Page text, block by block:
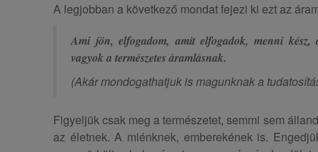
A legjobban a következő mondat fejezi ki ezt az
Ami jön, elfogadom, amit elfogadok, menni kész,
vagyok a természetes áramlásnak.
(Akár mondogathatjuk is magunknak a
Figyeljük csak meg a természetet, semmi sem
az életnek. A miénknek, emberekének is.